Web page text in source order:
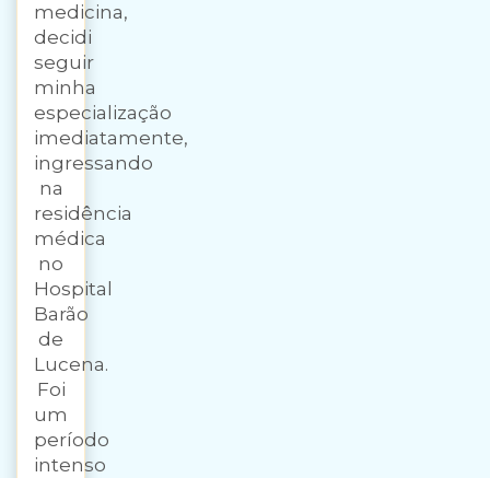
medicina,
decidi
seguir
minha
especialização
imediatamente,
ingressando
na
residência
médica
no
Hospital
Barão
de
Lucena.
Foi
um
período
intenso